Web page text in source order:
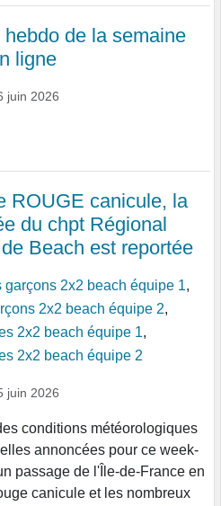
hebdo de la semaine
ligne
juin 2026
ROUGE canicule, la
du chpt Régional
Beach est reportée
garçons 2x2 beach équipe 1
2x2 beach équipe 2
2x2 beach équipe 1
2x2 beach équipe 2
juin 2026
conditions météorologiques
annoncées pour ce week-
passage de l'Île-de-France en
canicule et les nombreux